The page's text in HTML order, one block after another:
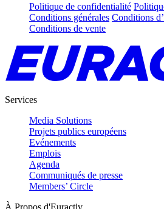
Politique de confidentialité
Conditions générales Conditions
Conditions de vente
Services
Media Solutions
Projets publics européens
Evénements
Emplois
Agenda
Communiqués de presse
Members’ Circle
À Propos d'Euractiv